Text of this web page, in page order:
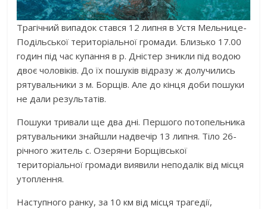
Трагічний випадок стався 12 липня в Устя Мельнице-
Подільської територіальної громади. Близько 17.00
годин під час купання в р. Дністер зникли під водою
двоє чоловіків. До їх пошуків відразу ж долучились
рятувальники з м. Борщів. Але до кінця доби пошуки
не дали результатів.
Пошуки тривали ще два дні. Першого потопельника
рятувальники знайшли надвечір 13 липня. Тіло 26-
річного житель с. Озеряни Борщівської
територіальної громади виявили неподалік від місця
утоплення.
Наступного ранку, за 10 км від місця трагедії,